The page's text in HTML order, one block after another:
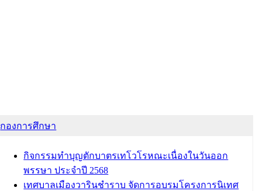
กองการศึกษา
กิจกรรมทำบุญตักบาตรเทโวโรหณะเนื่องในวันออก
พรรษา ประจำปี 2568
เทศบาลเมืองวารินชำราบ จัดการอบรมโครงการนิเทศ